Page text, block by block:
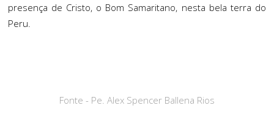
presença de Cristo, o Bom Samaritano, nesta bela terra do
Peru.
Fonte - Pe. Alex Spencer Ballena Rios